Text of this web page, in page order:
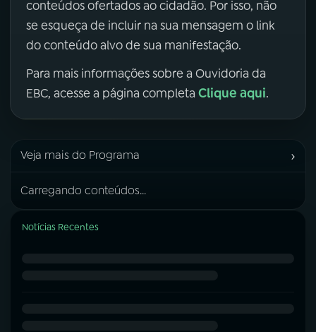
conteúdos ofertados ao cidadão. Por isso, não
se esqueça de incluir na sua mensagem o link
do conteúdo alvo de sua manifestação.
Para mais informações sobre a Ouvidoria da
EBC, acesse a página completa Clique aqui.
Veja mais do Programa ›
Carregando conteúdos...
Notícias Recentes